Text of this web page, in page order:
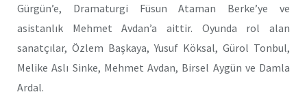
Gürgün’e, Dramaturgi Füsun Ataman Berke’ye ve
asistanlık Mehmet Avdan’a aittir. Oyunda rol alan
sanatçılar, Özlem Başkaya, Yusuf Köksal, Gürol Tonbul,
Melike Aslı Sinke, Mehmet Avdan, Birsel Aygün ve Damla
Ardal.